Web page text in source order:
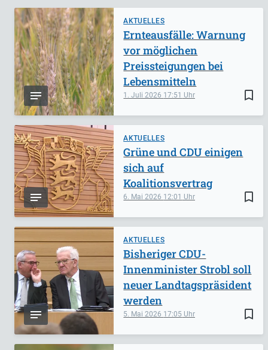
AKTUELLES
bookmark_border
1. Juli 2026 17:51
Ernteausfälle: Warnung
vor möglichen
Preissteigungen bei
Lebensmitteln
AKTUELLES
bookmark_border
6. Mai 2026 12:01
Grüne und CDU einigen
sich auf
Koalitionsvertrag
AKTUELLES
bookmark_border
5. Mai 2026 17:05
Bisheriger CDU-
Innenminister Strobl soll
neuer Landtagspräsident
werden